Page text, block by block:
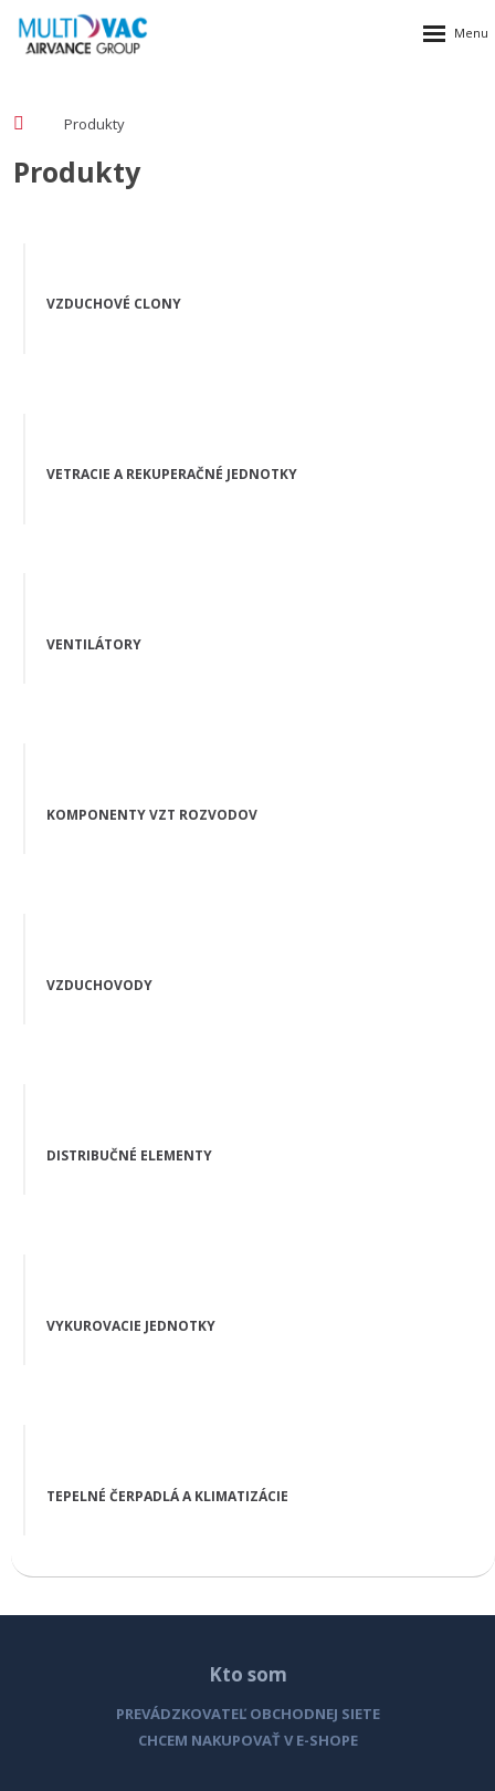
Produkty
Produkty
VZDUCHOVÉ CLONY
VETRACIE A REKUPERAČNÉ JEDNOTKY
VENTILÁTORY
KOMPONENTY VZT ROZVODOV
VZDUCHOVODY
DISTRIBUČNÉ ELEMENTY
VYKUROVACIE JEDNOTKY
TEPELNÉ ČERPADLÁ A KLIMATIZÁCIE
Kto som
PREVÁDZKOVATEĽ OBCHODNEJ SIETE
CHCEM NAKUPOVAŤ V E-SHOPE